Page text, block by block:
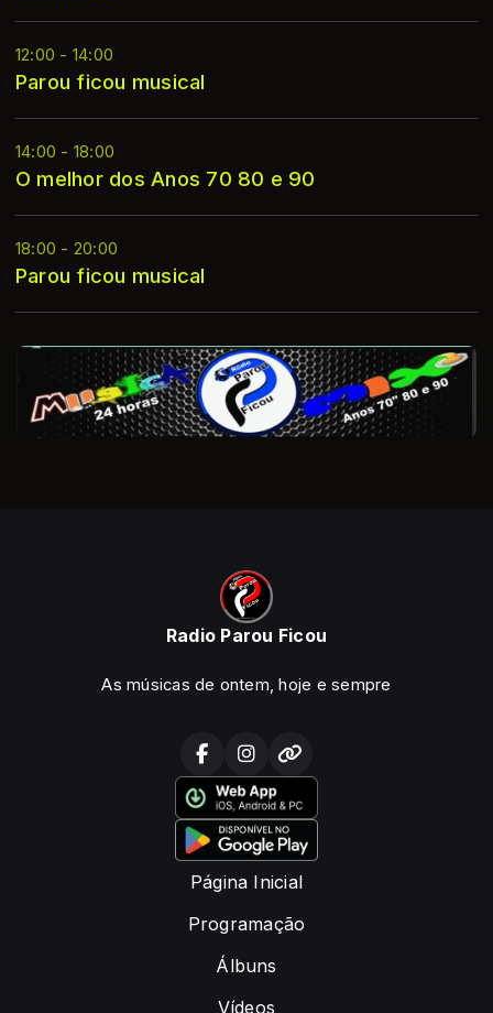
12:00 - 14:00
Parou ficou musical
14:00 - 18:00
O melhor dos Anos 70 80 e 90
18:00 - 20:00
Parou ficou musical
Radio Parou Ficou
As músicas de ontem, hoje e sempre
Página Inicial
Programação
Álbuns
Vídeos